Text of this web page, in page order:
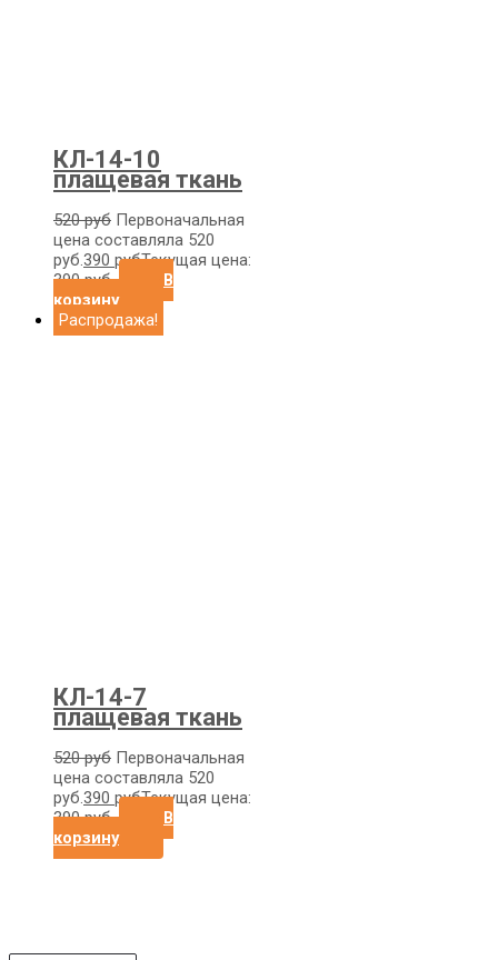
КЛ-14-10
плащевая ткань
520руб Первоначальная
цена составляла 520
руб.390 рубТекущая цена:
390 руб.
В
корзину
Распродажа!
КЛ-14-7
плащевая ткань
520руб Первоначальная
цена составляла 520
руб.390 рубТекущая цена:
390 руб.
В
корзину